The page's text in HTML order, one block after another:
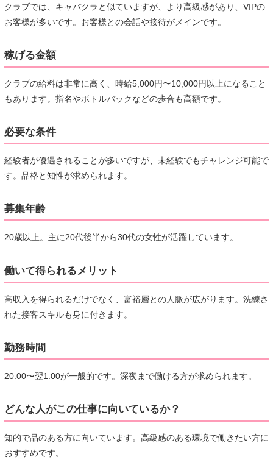
クラブでは、キャバクラと似ていますが、より高級感があり、VIPの
お客様が多いです。お客様との会話や接待がメインです。
稼げる金額
クラブの給料は非常に高く、時給5,000円〜10,000円以上になること
もあります。指名やボトルバックなどの歩合も高額です。
必要な条件
経験者が優遇されることが多いですが、未経験でもチャレンジ可能で
す。品格と知性が求められます。
募集年齢
20歳以上。主に20代後半から30代の女性が活躍しています。
働いて得られるメリット
高収入を得られるだけでなく、富裕層との人脈が広がります。洗練さ
れた接客スキルも身に付きます。
勤務時間
20:00〜翌1:00が一般的です。深夜まで働ける方が求められます。
どんな人がこの仕事に向いているか？
知的で品のある方に向いています。高級感のある環境で働きたい方に
おすすめです。